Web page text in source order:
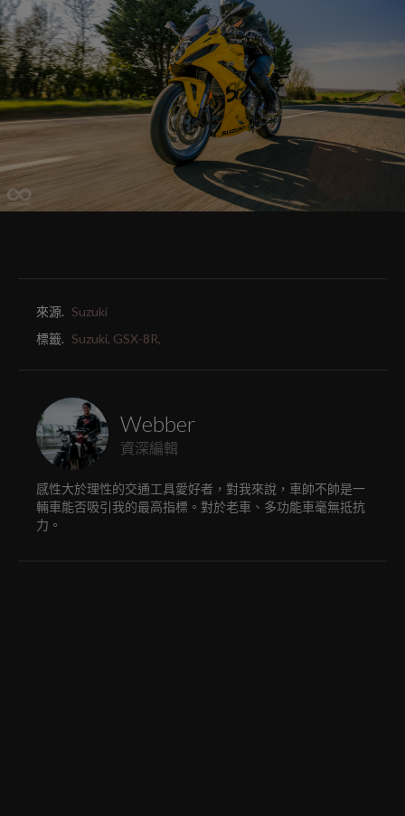
來源. Suzuki
標籤. Suzuki, GSX-8R,
Webber
資深編輯
感性大於理性的交通工具愛好者，對我來說，車帥不帥是一
輛車能否吸引我的最高指標。對於老車、多功能車毫無抵抗
力。